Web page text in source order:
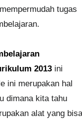
tugas
2013 ini
ini merupakan hal
dimana kita tahu
alat yang bisa